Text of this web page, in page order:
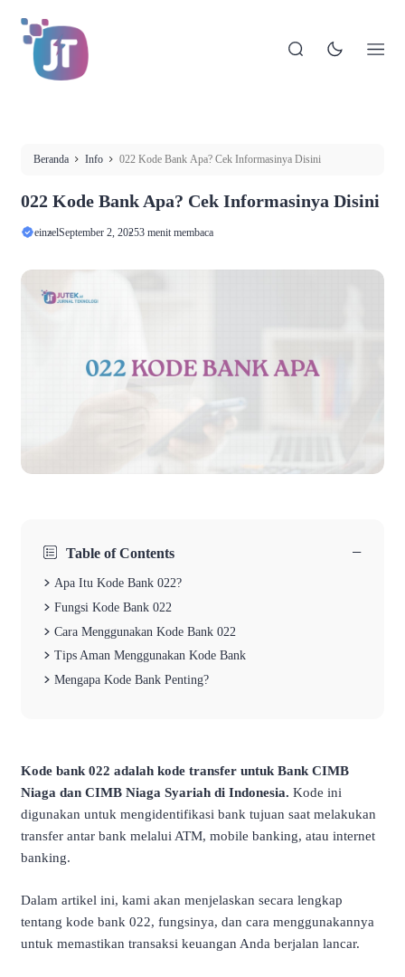
Beranda Info 022 Kode Bank Apa? Cek Informasinya Disini
022 Kode Bank Apa? Cek Informasinya Disini
einzelSeptember 2, 20253 menit membaca
Table of Contents −
Apa Itu Kode Bank 022?
Fungsi Kode Bank 022
Cara Menggunakan Kode Bank 022
Tips Aman Menggunakan Kode Bank
Mengapa Kode Bank Penting?
Kode bank 022 adalah kode transfer untuk Bank CIMB
Niaga dan CIMB Niaga Syariah di Indonesia. Kode ini
digunakan untuk mengidentifikasi bank tujuan saat melakukan
transfer antar bank melalui ATM, mobile banking, atau internet
banking.
Dalam artikel ini, kami akan menjelaskan secara lengkap
tentang kode bank 022, fungsinya, dan cara menggunakannya
untuk memastikan transaksi keuangan Anda berjalan lancar.